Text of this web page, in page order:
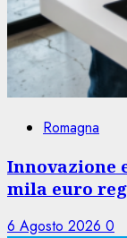
Romagna
Innovazione
mila euro
6 Agosto 2026 0